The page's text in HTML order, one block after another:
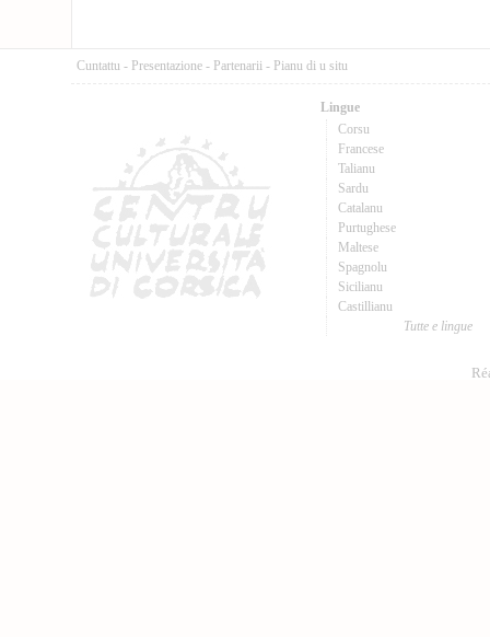
Cuntattu - Presentazione - Partenarii - Pianu di u situ
Lingue
Corsu
Francese
Talianu
Sardu
Catalanu
Purtughese
Maltese
Spagnolu
Sicilianu
Castillianu
Tutte e lingue